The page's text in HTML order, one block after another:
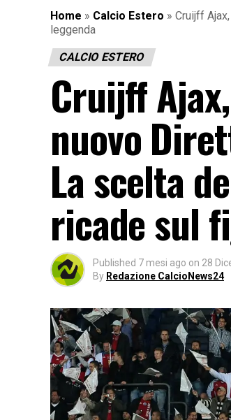
Home » Calcio Estero » Cruijff
leggenda
CALCIO ESTERO
Cruijff
nuovo
La scelta
ricade sul
Published 7 mesi ago on 28
By Redazione CalcioNews24